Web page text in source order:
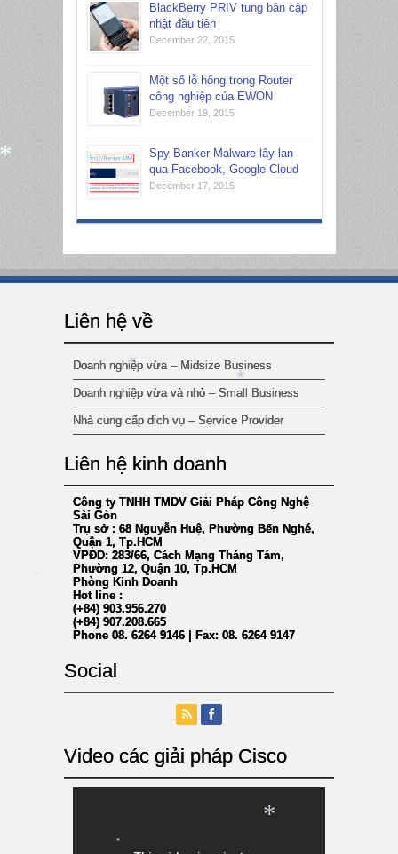
BlackBerry PRIV tung bản cập
nhật đầu tiên
December 22, 2015
Một số lỗ hổng trong Router
công nghiệp của EWON
December 19, 2015
Spy Banker Malware lây lan
qua Facebook, Google Cloud
December 17, 2015
Liên hệ về
Doanh nghiệp vừa – Midsize Business
Doanh nghiệp vừa và nhỏ – Small Business
Nhà cung cấp dịch vụ – Service Provider
Liên hệ kinh doanh
Công ty TNHH TMDV Giải Pháp Công Nghệ
Sài Gòn
Trụ sở : 68 Nguyễn Huệ, Phường Bến Nghé,
Quận 1, Tp.HCM
VPĐD: 283/66, Cách Mạng Tháng Tám,
Phường 12, Quận 10, Tp.HCM
Phòng Kinh Doanh
Hot line :
(+84) 903.956.270
(+84) 907.208.665
Phone 08. 6264 9146 | Fax: 08. 6264 9147
Social
Video các giải pháp Cisco
*
*